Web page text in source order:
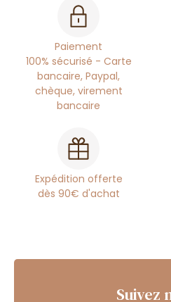
Paiement
100% sécurisé - Carte
bancaire, Paypal,
chèque, virement
bancaire
Expédition offerte
dès 90€ d'achat
Suivez